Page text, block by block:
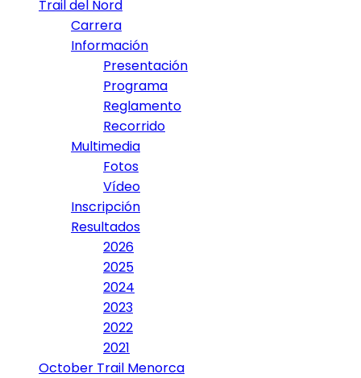
Trail del Nord
Carrera
Información
Presentación
Programa
Reglamento
Recorrido
Multimedia
Fotos
Vídeo
Inscripción
Resultados
2026
2025
2024
2023
2022
2021
October Trail Menorca